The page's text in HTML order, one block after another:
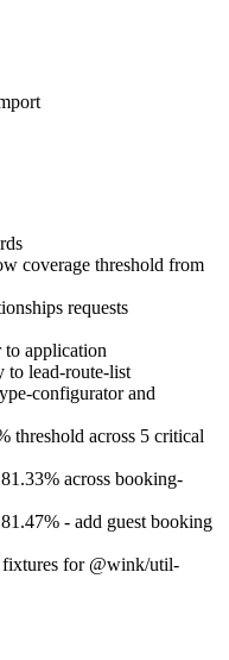
coverage threshold from
requests
application
to lead-route-list
configurator and
threshold across 5 critical
across booking-
- add guest booking
fixtures for @wink/util-